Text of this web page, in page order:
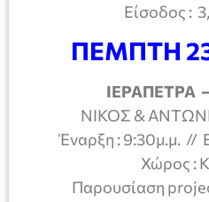
Είσοδος :
ΠΕΜΠΤΗ
ΙΕΡΑΠΕΤΡΑ
ΝΙΚΟΣ &
Έναρξη : 9:30μ.μ. //
Χώρος :
Παρουσίαση